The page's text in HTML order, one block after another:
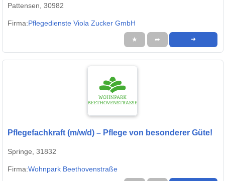
Pattensen, 30982
Firma:Pflegedienste Viola Zucker GmbH
★ ➦ ➜
Pflegefachkraft (m/w/d) – Pflege von besonderer Güte!
Springe, 31832
Firma:Wohnpark Beethovenstraße